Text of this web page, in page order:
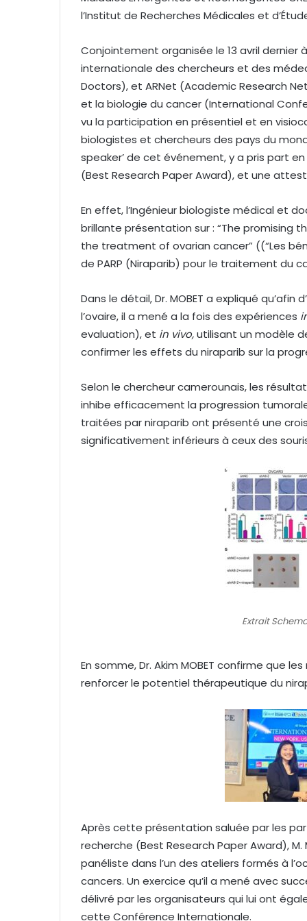
l’Institut de Recherches Médicales et
Conjointement organisée le 13 avril dernier
internationale des chercheurs et des
Doctors), et ARNet (Academic Research
et la biologie du cancer (International
vu la participation en présentiel et en
biologistes et chercheurs des pays du
speaker’ de cet événement, y a pris part
(Best Research Paper Award), et une
En effet, l’Ingénieur biologiste médical et
brillante présentation sur : “The promising
the treatment of ovarian cancer” ((“Les
de PARP (Niraparib) pour le traitement du
Dans le détail, Dr. MOBET a expliqué
l’ovaire, il a mené a la fois des expériences
evaluation), et in vivo,utilisant un modèle
confirmer les effets du niraparib sur la
Selon le chercheur camerounais, les
inhibe efficacement la progression
traitées par niraparib ont présenté une
significativement inférieurs à ceux des
Extrait
En somme, Dr. Akim MOBET confirme que
renforcer le potentiel thérapeutique du
Après cette présentation saluée par les
recherche (Best Research Paper Award),
panéliste dans l’un des ateliers formés à
cancers. Un exercice qu’il a mené avec
délivré par les organisateurs qui lui ont
cette Conférence Internationale.